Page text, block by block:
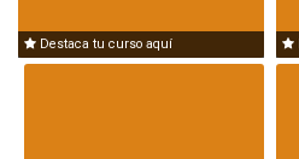
Destaca tu curso aquí